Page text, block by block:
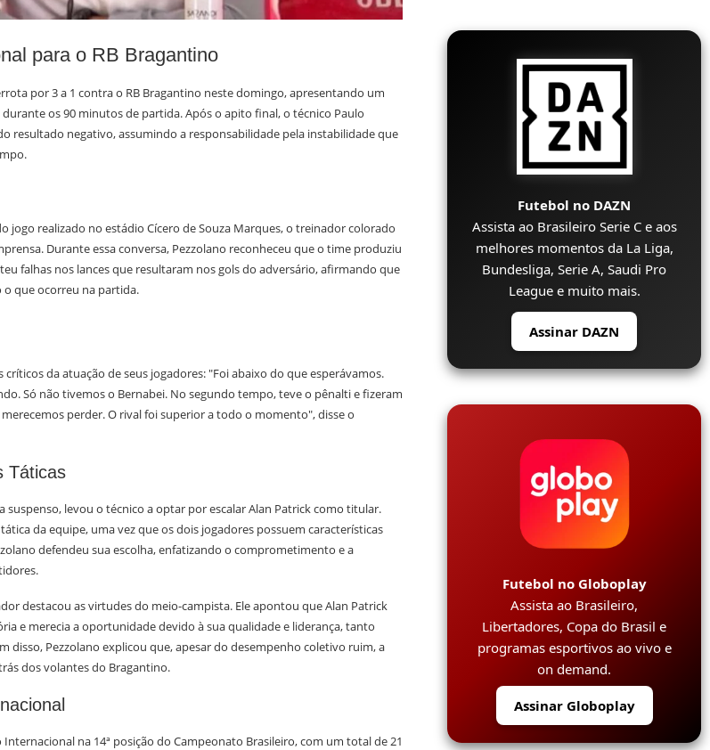
para o RB Bragantino
por 3 a 1 contra o RB Bragantino neste domingo, apresentando um
os 90 minutos de partida. Após o apito final, o técnico Paulo
resultado negativo, assumindo a responsabilidade pela instabilidade que
jogo realizado no estádio Cícero de Souza Marques, o treinador colorado
Durante essa conversa, Pezzolano reconheceu que o time produziu
falhas nos lances que resultaram nos gols do adversário, afirmando que
que ocorreu na partida.
da atuação de seus jogadores: "Foi abaixo do que esperávamos.
Só não tivemos o Bernabei. No segundo tempo, teve o pênalti e fizeram
perder. O rival foi superior a todo o momento", disse o
Táticas
suspenso, levou o técnico a optar por escalar Alan Patrick como titular.
da equipe, uma vez que os dois jogadores possuem características
defendeu sua escolha, enfatizando o comprometimento e a
destacou as virtudes do meio-campista. Ele apontou que Alan Patrick
e merecia a oportunidade devido à sua qualidade e liderança, tanto
disso, Pezzolano explicou que, apesar do desempenho coletivo ruim, a
dos volantes do Bragantino.
na 14ª posição do Campeonato Brasileiro, com um total de 21
Futebol no DAZN
Assista ao Brasileiro Serie C e aos
melhores momentos da La Liga,
Bundesliga, Serie A, Saudi Pro
League e muito mais.
Assinar DAZN
Futebol no Globoplay
Assista ao Brasileiro,
Libertadores, Copa do Brasil e
programas esportivos ao vivo e
on demand.
Assinar Globoplay